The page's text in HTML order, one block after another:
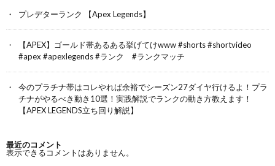
プレデターランク 【Apex Legends】
【APEX】ゴールド帯あるある挙げてけwww #shorts #shortvideo
#apex #apexlegends #ランク #ランクマッチ
今のプラチナ帯はコレやれば余裕でシーズン27ダイヤ行けるよ！プラ
チナがやるべき動き10選！実践解説でランクの動き方教えます！
【APEX LEGENDS立ち回り解説】
最近のコメント
表示できるコメントはありません。